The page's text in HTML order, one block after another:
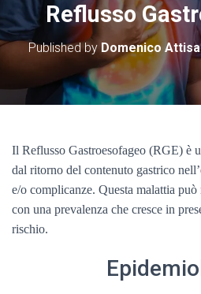
Reflusso
Published by Domenico
Il Reflusso Gastroesofageo (RGE) è
dal ritorno del contenuto gastrico
e/o complicanze. Questa malattia
con una prevalenza che cresce in
rischio.